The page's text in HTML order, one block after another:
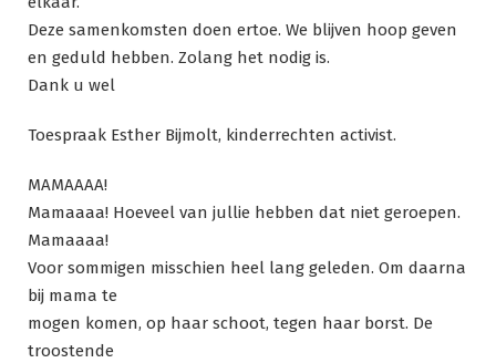
Deze samenkomsten doen ertoe. We blijven hoop geven
en geduld hebben. Zolang het nodig is.
Dank u wel
Toespraak Esther Bijmolt, kinderrechten activist.
MAMAAAA!
Mamaaaa! Hoeveel van jullie hebben dat niet geroepen.
Mamaaaa!
Voor sommigen misschien heel lang geleden. Om daarna
bij mama te
mogen komen, op haar schoot, tegen haar borst. De
troostende